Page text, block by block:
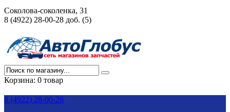
Соколова-соколенка, 31
8 (4922) 28-00-28 доб. (5)
Корзина: 0 товар
8 (4922) 28-00-28